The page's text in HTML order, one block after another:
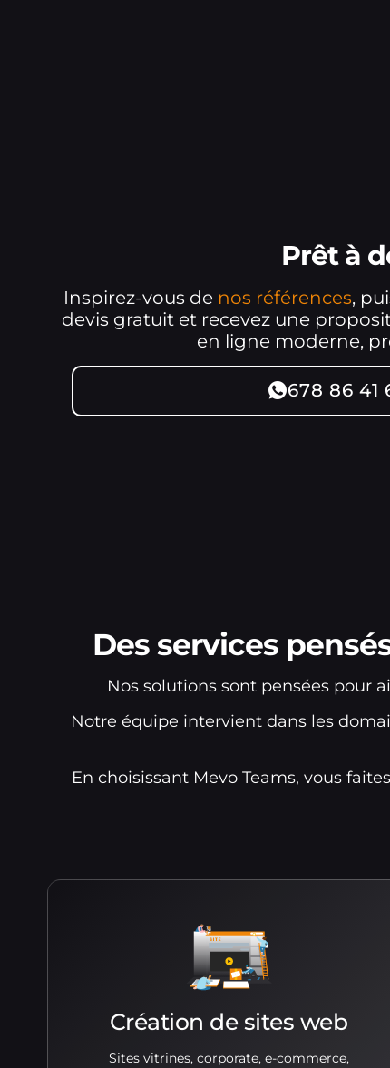
Prêt à
Inspirez-vous de nos références,
devis gratuit et recevez une
en ligne moderne,
678 86 41
Des services
Nos solutions sont pensées pour
Notre équipe intervient dans les
En choisissant Mevo Teams, vous
Création de sites web
Sites vitrines, corporate, e-commerce,